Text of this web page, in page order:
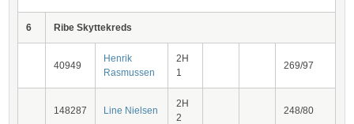
6 Ribe Skyttekreds
40949
Henrik
Rasmussen
2H
1
269/97
148287 Line Nielsen
2H
2
248/80